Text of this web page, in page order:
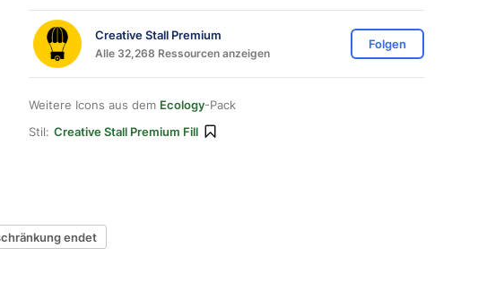
Creative Stall Premium
Alle 32,268 Ressourcen anzeigen
Folgen
Weitere Icons aus dem Ecology-Pack
Stil: Creative Stall Premium Fill
endet